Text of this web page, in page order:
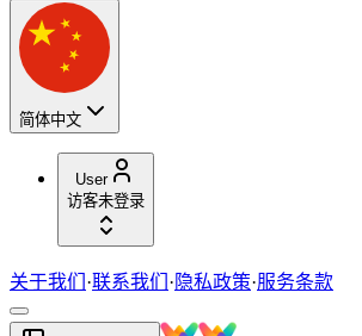
简体中文
User
访客未登录
关于我们 ·联系我们 · 隐私政策·服务条款